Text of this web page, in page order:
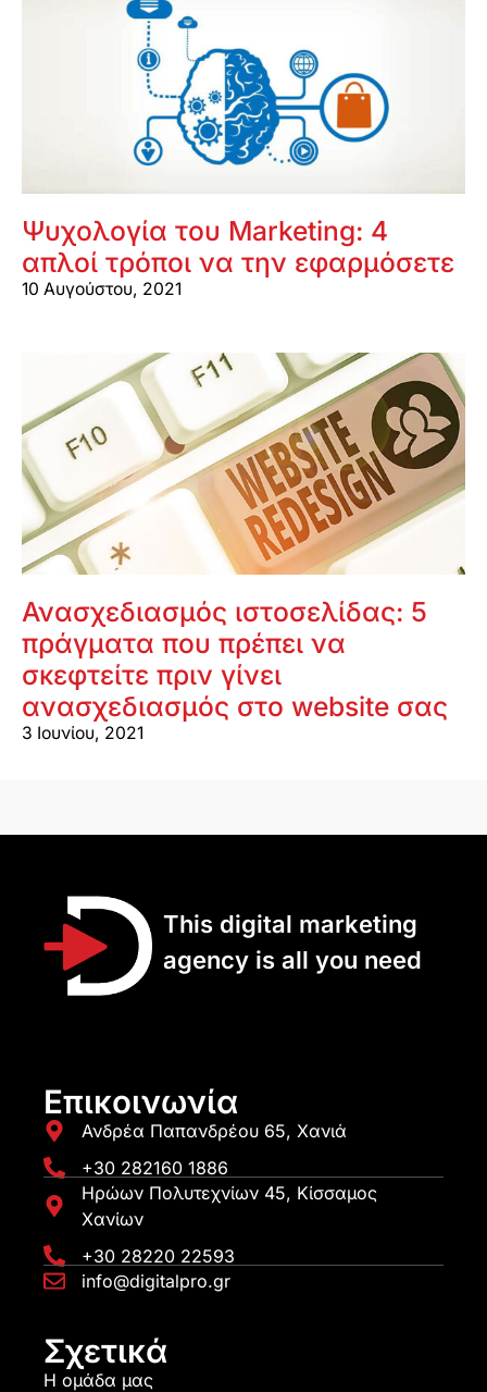
Ψυχολογία του Marketing: 4
απλοί τρόποι να την εφαρμόσετε
10 Αυγούστου, 2021
Ανασχεδιασμός ιστοσελίδας: 5
πράγματα που πρέπει να
σκεφτείτε πριν γίνει
ανασχεδιασμός στο website σας
3 Ιουνίου, 2021
This digital marketing
agency is all you need
Επικοινωνία
Ανδρέα Παπανδρέου 65, Χανιά
+30 282160 1886
Ηρώων Πολυτεχνίων 45, Κίσσαμος
Χανίων
+30 28220 22593
info@digitalpro.gr
Σχετικά
Η ομάδα μας